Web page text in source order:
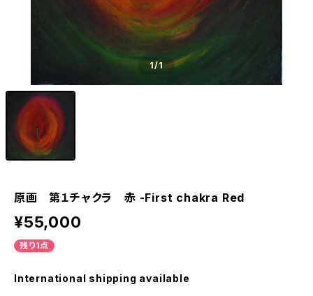
1/1
原画 第１チャクラ 赤 -First chakra Red
¥55,000
残り1点
International shipping available